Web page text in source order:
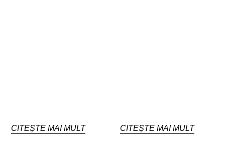
CITEȘTE MAI MULT CITEȘTE MAI MULT